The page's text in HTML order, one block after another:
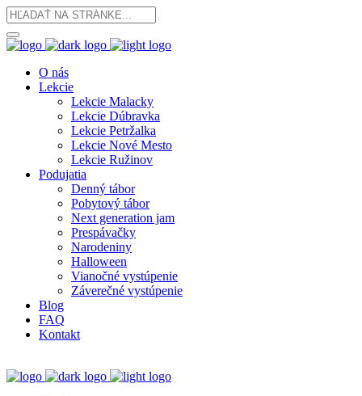
O nás
Lekcie
Lekcie Malacky
Lekcie Dúbravka
Lekcie Petržalka
Lekcie Nové Mesto
Lekcie Ružinov
Podujatia
Denný tábor
Pobytový tábor
Next generation jam
Prespávačky
Narodeniny
Halloween
Vianočné vystúpenie
Záverečné vystúpenie
Blog
FAQ
Kontakt